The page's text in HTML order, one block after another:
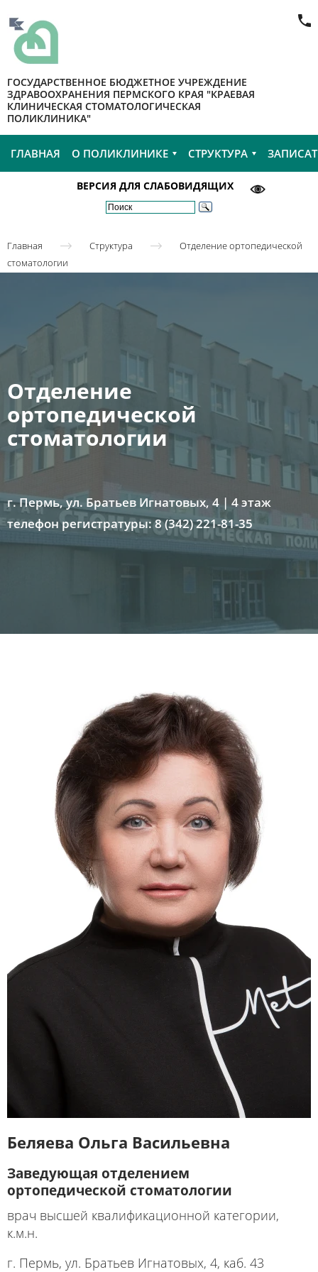
ГОСУДАРСТВЕННОЕ БЮДЖЕТНОЕ УЧРЕЖДЕНИЕ
ЗДРАВООХРАНЕНИЯ ПЕРМСКОГО КРАЯ "КРАЕВАЯ
КЛИНИЧЕСКАЯ СТОМАТОЛОГИЧЕСКАЯ
ПОЛИКЛИНИКА"
ГЛАВНАЯ О ПОЛИКЛИНИКЕ СТРУКТУРА
ВЕРСИЯ ДЛЯ СЛАБОВИДЯЩИХ
Главная Структура
Отделение ортопедической
стоматологии
Отделение
ортопедической
стоматологии
г. Пермь, ул. Братьев Игнатовых, 4 | 4 этаж
телефон регистратуры: 8 (342) 221-81-35
Беляева Ольга Васильевна
Заведующая отделением
ортопедической стоматологии
врач высшей квалификационной категории,
к.м.н.
г. Пермь, ул. Братьев Игнатовых, 4, каб. 43